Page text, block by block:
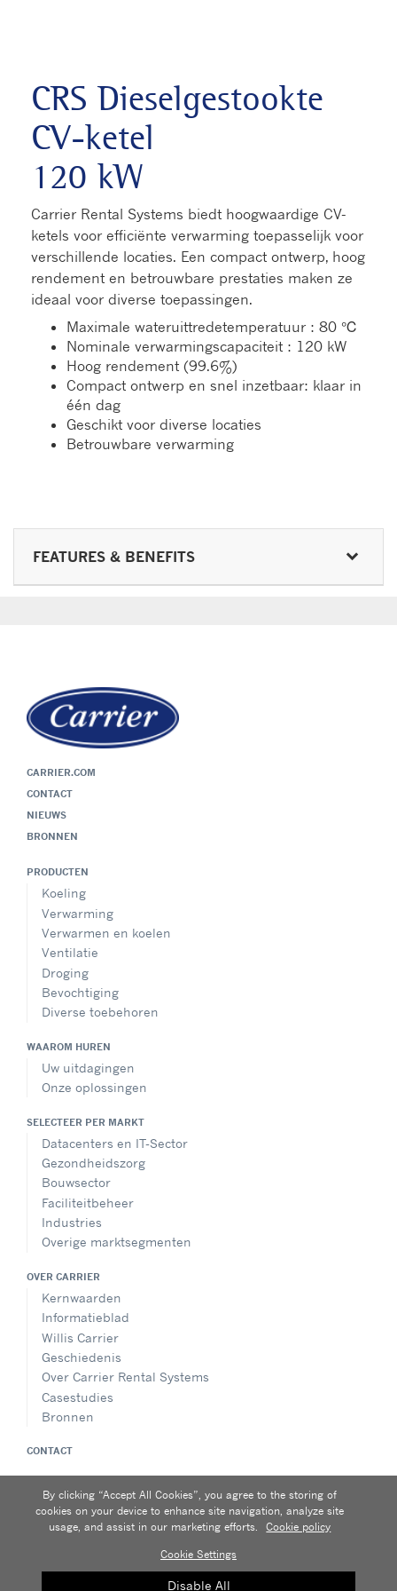
CRS Dieselgestookte
CV-ketel
120 kW
Carrier Rental Systems biedt hoogwaardige CV-
ketels voor efficiënte verwarming toepasselijk voor
verschillende locaties. Een compact ontwerp, hoog
rendement en betrouwbare prestaties maken ze
ideaal voor diverse toepassingen.
Maximale wateruittredetemperatuur : 80 ℃
Nominale verwarmingscapaciteit : 120 kW
Hoog rendement (99.6%)
Compact ontwerp en snel inzetbaar: klaar in
één dag
Geschikt voor diverse locaties
Betrouwbare verwarming
FEATURES & BENEFITS
CARRIER.COM
CONTACT
NIEUWS
BRONNEN
PRODUCTEN
Koeling
Verwarming
Verwarmen en koelen
Ventilatie
Droging
Bevochtiging
Diverse toebehoren
WAAROM HUREN
Uw uitdagingen
Onze oplossingen
SELECTEER PER MARKT
Datacenters en IT-Sector
Gezondheidszorg
Bouwsector
Faciliteitbeheer
Industries
Overige marktsegmenten
OVER CARRIER
Kernwaarden
Informatieblad
Willis Carrier
Geschiedenis
Over Carrier Rental Systems
Casestudies
Bronnen
CONTACT
|Gebruiksvoorwaarden
A Carrier Company
By clicking “Accept All Cookies”, you agree to the storing of
cookies on your device to enhance site navigation, analyze site
usage, and assist in our marketing efforts.
Cookie policy
Cookie Settings
Disable All